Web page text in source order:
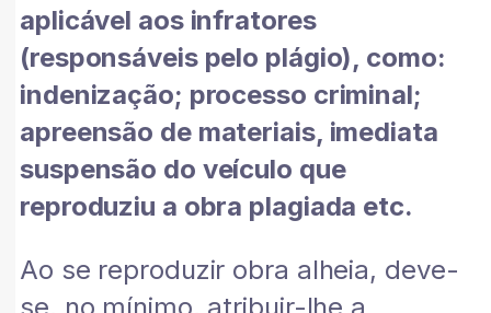
aplicável aos infratores
(responsáveis pelo plágio), como:
indenização; processo criminal;
apreensão de materiais, imediata
suspensão do veículo que
reproduziu a obra plagiada etc.
Ao se reproduzir obra alheia, deve-